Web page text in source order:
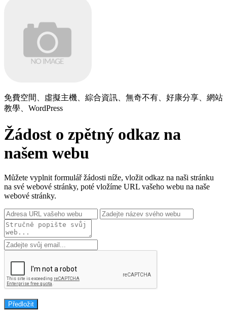
免費空間、虛擬主機、綜合資訊、無奇不有、好康分享、網站
教學、WordPress
Žádost o zpětný odkaz na
našem webu
Můžete vyplnit formulář žádosti níže, vložit odkaz na naši stránku
na své webové stránky, poté vložíme URL vašeho webu na naše
webové stránky.